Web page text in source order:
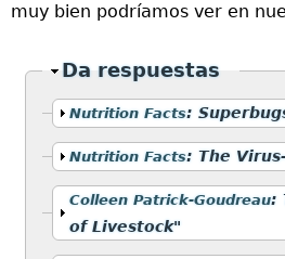
muy bien podríamos ver en
Ocultar
Da respuestas
Mostrar
Nutrition Facts:
Mostrar
Nutrition Facts:The
Mostrar
Colleen Patrick-Goudreau:
of Livestock"